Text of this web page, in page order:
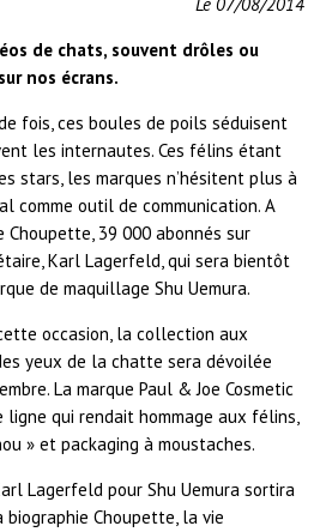
Le 07/08/2014
de chats, souvent drôles ou
nos écrans.
fois, ces boules de poils séduisent
les internautes. Ces félins étant
stars, les marques n’hésitent plus à
comme outil de communication. A
39 000 abonnés sur
Karl Lagerfeld, qui sera bientôt
de maquillage Shu Uemura.
occasion, la collection aux
yeux de la chatte sera dévoilée
La marque Paul & Joe Cosmetic
qui rendait hommage aux félins,
» et packaging à moustaches.
Lagerfeld pour Shu Uemura sortira
Choupette, la vie